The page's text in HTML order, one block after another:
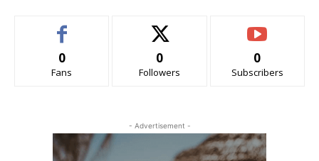
0
Fans
0
Followers
0
Subscribers
- Advertisement -